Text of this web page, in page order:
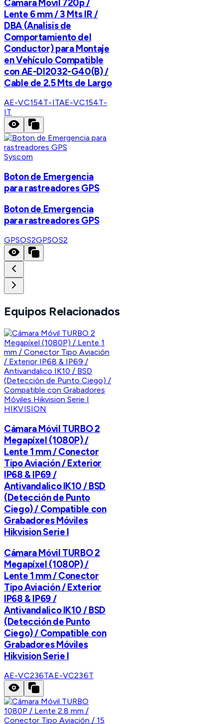
Cámara Movil 720p /
Lente 6 mm / 3 Mts IR /
DBA (Analisis de
Comportamiento del
Conductor) para Montaje
en Vehículo Compatible
con AE-DI2032-G40(B) /
Cable de 2.5 Mts de Largo
AE-VC154T-ITAE-VC154T-
IT
Syscom
Boton de Emergencia
para rastreadores GPS
Boton de Emergencia
para rastreadores GPS
GPSOS2GPSOS2
Equipos Relacionados
HIKVISION
Cámara Móvil TURBO 2
Megapíxel (1080P) /
Lente 1 mm / Conector
Tipo Aviación / Exterior
IP68 & IP69 /
Antivandalico IK10 / BSD
(Detección de Punto
Ciego) / Compatible con
Grabadores Móviles
Hikvision Serie I
Cámara Móvil TURBO 2
Megapíxel (1080P) /
Lente 1 mm / Conector
Tipo Aviación / Exterior
IP68 & IP69 /
Antivandalico IK10 / BSD
(Detección de Punto
Ciego) / Compatible con
Grabadores Móviles
Hikvision Serie I
AE-VC236TAE-VC236T